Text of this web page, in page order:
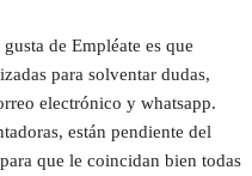
de Empléate es que
para solventar dudas,
electrónico y whatsapp.
están pendiente del
que le coincidan bien todas